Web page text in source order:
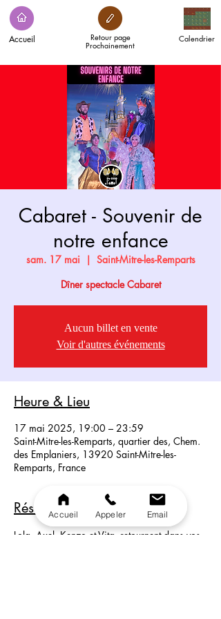
Accueil Calendrier
Retour page
Prochainement
Cabaret - Souvenir de
notre enfance
sam. 17 mai
  |
Saint-Mitre-les-Remparts
Dîner spectacle Cabaret
Aucun billet en vente
Voir d'autres événements
Heure & Lieu
17 mai 2025, 19:00 – 23:59
Saint-Mitre-les-Remparts, quartier des, Chem.
des Emplaniers, 13920 Saint-Mitre-les-
Remparts, France
Résumé du Spectacle
Lola, Axel, Kenzo et Vita, retournent dans vos
Accueil Appeler Email